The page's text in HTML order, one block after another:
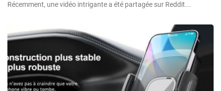
Récemment, une vidéo intrigante a été partagée sur Reddit...